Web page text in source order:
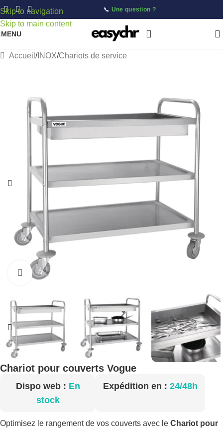
Skip to navigation
Skip to main content
📞 Une question ?
MENU
Accueil /INOX/Chariots de service
Cliquez pour agrandir
Chariot pour couverts Vogue
Dispo web : En
stock
Expédition en : 24/48h
Optimisez le rangement de vos couverts avec le Chariot pour